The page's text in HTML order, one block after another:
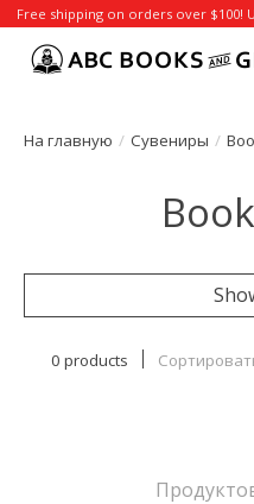
Free shipping on orders over $100!
На главную / Сувениры /
0 products